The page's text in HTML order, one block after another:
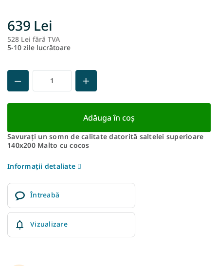
639 Lei
528 Lei fără TVA
5-10 zile lucrătoare
Adăuga în coş
Savurați un somn de calitate datorită saltelei superioare
140x200 Malto cu cocos
Informaţii detaliate
Întreabă
Vizualizare